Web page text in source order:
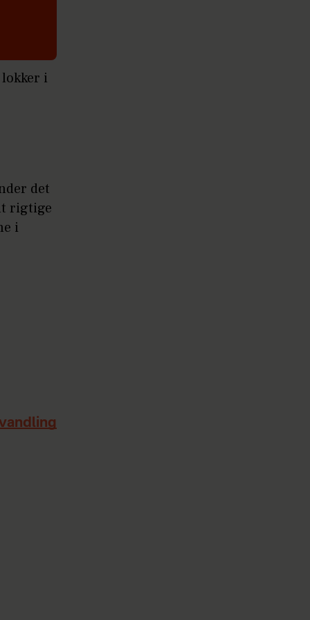
i
det
rigtige
i